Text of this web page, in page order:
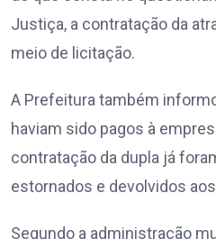
Justiça, a contratação da
meio de licitação.
A Prefeitura também
haviam sido pagos à
contratação da dupla já
estornados e devolvidos
Segundo a administração